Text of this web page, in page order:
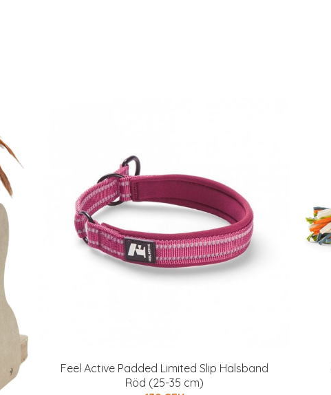
Feel Active Padded Limited Slip Halsband
Röd (25-35 cm)